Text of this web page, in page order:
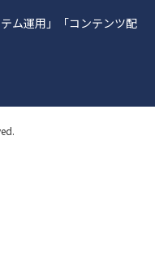
ム運用」「コンテンツ配